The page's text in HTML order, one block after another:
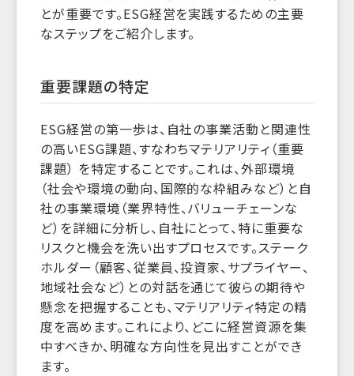
とが重要です。ESG経営を実践するための主要
なステップをご紹介します。
重要課題の特定
ESG経営の第一歩は、自社の事業活動と関連性
の高いESG課題、すなわちマテリアリティ（重要
課題） を特定することです。これは、外部環境
（社会や環境の動向、国際的な枠組みなど）と自
社の事業環境（業界特性、バリューチェーンな
ど）を詳細に分析し、自社にとって、特に重要な
リスクと機会を洗い出すプロセスです。ステーク
ホルダー（顧客、従業員、投資家、サプライヤー、
地域社会など）との対話を通じて彼らの期待や
懸念を把握することも、マテリアリティ特定の精
度を高めます。これにより、どこに経営資源を集
中すべきか、明確な方向性を見出すことができ
ます。